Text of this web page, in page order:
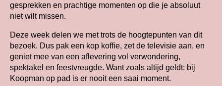
gesprekken en prachtige momenten op die je absoluut
niet wilt missen.
Deze week delen we met trots de hoogtepunten van dit
bezoek. Dus pak een kop koffie, zet de televisie aan, en
geniet mee van een aflevering vol verwondering,
spektakel en feestvreugde. Want zoals altijd geldt: bij
Koopman op pad is er nooit een saai moment.